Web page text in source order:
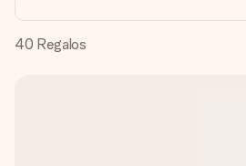
40 Regalos